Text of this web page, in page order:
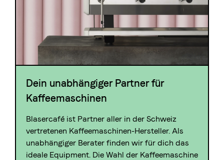
Dein unabhängiger Partner für
Kaffeemaschinen
Blasercafé ist Partner aller in der Schweiz
vertretenen Kaffeemaschinen-Hersteller. Als
unabhängiger Berater finden wir für dich das
ideale Equipment. Die Wahl der Kaffeemaschine